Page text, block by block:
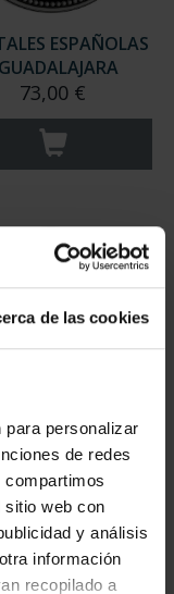
de las cookies
personalizar
de redes
sitio web con
y análisis
información
recopilado a
ESPAÑOLAS
73,00 €
ESPAÑOLAS
- HUELVA
73,00 €